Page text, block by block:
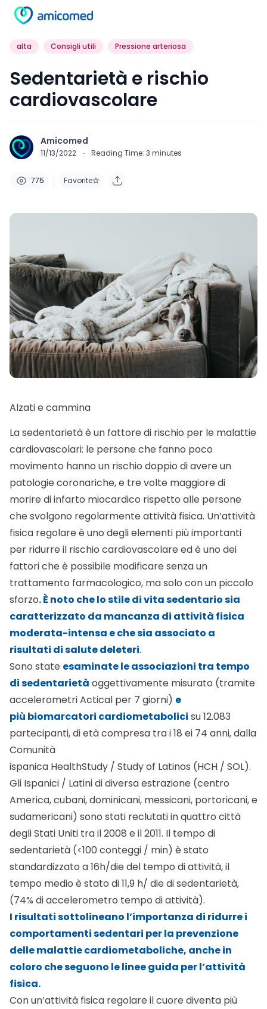
alta Consigli utili Pressione arteriosa
Sedentarietà e rischio
cardiovascolare
Amicomed
11/13/2022 · Reading Time: 3 minutes
775 Favorite
Alzati e cammina
La sedentarietà è un fattore di rischio per le malattie
cardiovascolari: le persone che fanno poco
movimento hanno un rischio doppio di avere un
patologie coronariche, e tre volte maggiore di
morire di infarto miocardico rispetto alle persone
che svolgono regolarmente attività fisica. Un’attività
fisica regolare è uno degli elementi più importanti
per ridurre il rischio cardiovascolare ed è uno dei
fattori che è possibile modificare senza un
trattamento farmacologico, ma solo con un piccolo
sforzo. È noto che lo stile di vita sedentario sia
caratterizzato da mancanza di attività fisica
moderata-intensa e che sia associato a
risultati di salute deleteri.
Sono state esaminate le associazioni tra tempo
di sedentarietà oggettivamente misurato (tramite
accelerometri Actical per 7 giorni) e
più biomarcatori cardiometabolici su 12.083
partecipanti, di età compresa tra i 18 ei 74 anni, dalla
Comunità
ispanica HealthStudy / Study of Latinos (HCH / SOL).
Gli Ispanici / Latini di diversa estrazione (centro
America, cubani, dominicani, messicani, portoricani, e
sudamericani) sono stati reclutati in quattro città
degli Stati Uniti tra il 2008 e il 2011. Il tempo di
sedentarietà (<100 conteggi / min) è stato
standardizzato a 16h/die del tempo di attività, il
tempo medio è stato di 11,9 h/ die di sedentarietà,
(74% di accelerometro tempo di attività).
I risultati sottolineano l’importanza di ridurre i
comportamenti sedentari per la prevenzione
delle malattie cardiometaboliche, anche in
coloro che seguono le linee guida per l’attività
fisica.
Con un’attività fisica regolare il cuore diventa più